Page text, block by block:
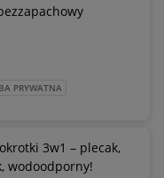
PRYWATNA
3w1 – plecak,
wodoodporny!